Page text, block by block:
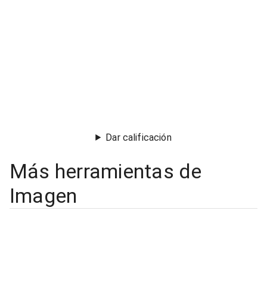
Dar calificación
Más herramientas de
Imagen